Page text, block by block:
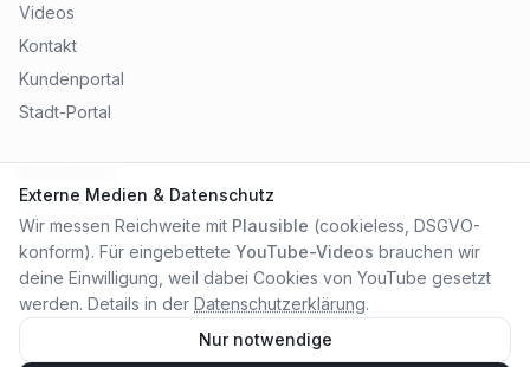
Videos
Kontakt
Kundenportal
Stadt-Portal
Datenschutz
AGB
Externe Medien & Datenschutz
Wir messen Reichweite mit Plausible (cookieless, DSGVO-
konform). Für eingebettete YouTube-Videos brauchen wir
deine Einwilligung, weil dabei Cookies von YouTube gesetzt
werden. Details in der Datenschutzerklärung.
Nur notwendige